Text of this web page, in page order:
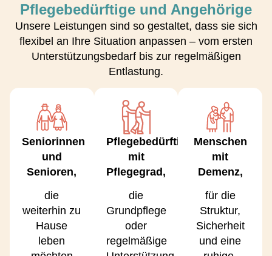
Pflegebedürftige und Angehörige
Unsere Leistungen sind so gestaltet, dass sie sich
flexibel an Ihre Situation anpassen – vom ersten
Unterstützungsbedarf bis zur regelmäßigen
Entlastung.
Seniorinnen
und
Senioren,
die
weiterhin zu
Hause
leben
Pflegebedürftige
mit
Pflegegrad,
die
Grundpflege
oder
regelmäßige
Menschen
mit
Demenz,
für die
Struktur,
Sicherheit
und eine